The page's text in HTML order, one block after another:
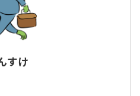
すけ